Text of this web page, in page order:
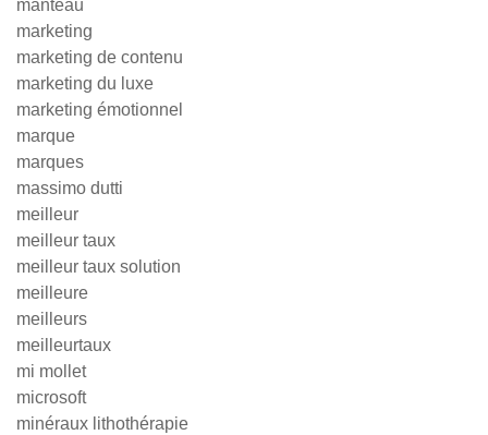
manteau
marketing
marketing de contenu
marketing du luxe
marketing émotionnel
marque
marques
massimo dutti
meilleur
meilleur taux
meilleur taux solution
meilleure
meilleurs
meilleurtaux
mi mollet
microsoft
minéraux lithothérapie